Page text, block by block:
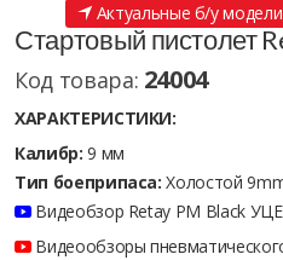
Актуальные б/у
Стартовый пистолет
Код товара: 24004
ХАРАКТЕРИСТИКИ:
Калибр: 9 мм
Тип боеприпаса: Холостой
Видеобзор Retay PM Black
Видеообзоры